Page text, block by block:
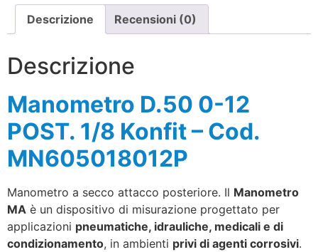
Descrizione Recensioni (0)
Descrizione
Manometro D.50 0-12
POST. 1/8 Konfit – Cod.
MN605018012P
Manometro a secco attacco posteriore. Il Manometro
MA è un dispositivo di misurazione progettato per
applicazioni pneumatiche, idrauliche, medicali e di
condizionamento, in ambienti privi di agenti corrosivi.